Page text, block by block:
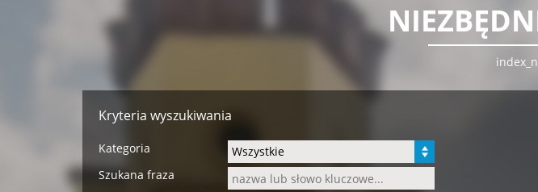
Kryteria wyszukiwania
Kategoria
Szukana fraza